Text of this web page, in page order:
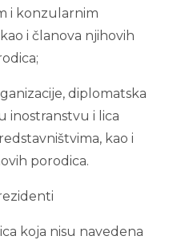
i konzularnim
i članova njihovih
diplomatska
inostranstvu i lica
kao i
porodica.
koja nisu navedena